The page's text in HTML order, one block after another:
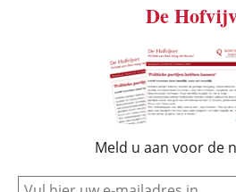
De
Meld u aan voor de
e-